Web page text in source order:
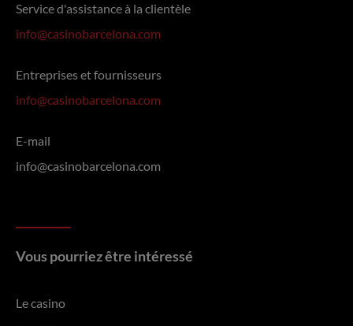
Service d'assistance à la clientèle
info@casinobarcelona.com
Entreprises et fournisseurs
info@casinobarcelona.com
E-mail
info@casinobarcelona.com
Vous pourriez être intéressé
Le casino